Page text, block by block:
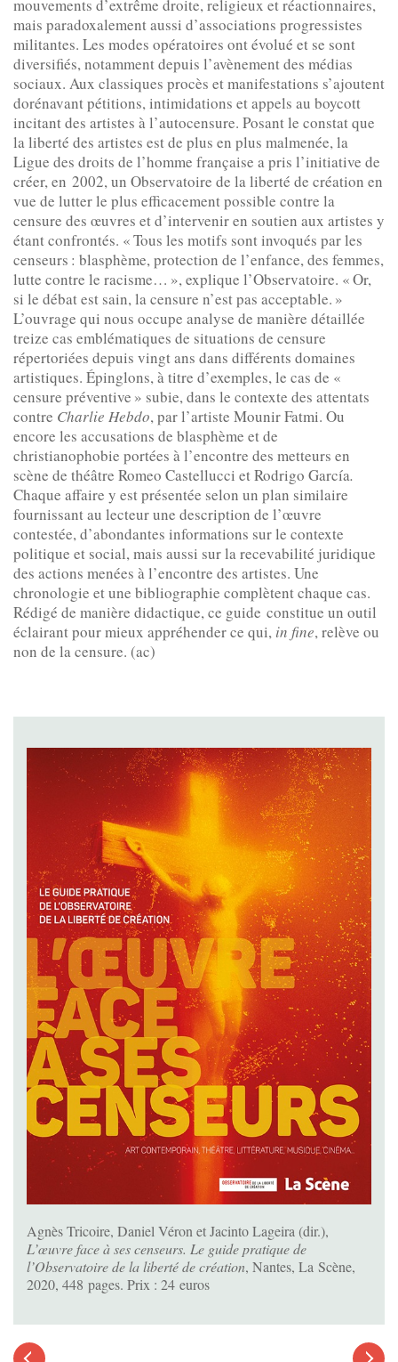
mouvements d’extrême droite, religieux et réactionnaires,
mais paradoxalement aussi d’associations progressistes
militantes. Les modes opératoires ont évolué et se sont
diversifiés, notamment depuis l’avènement des médias
sociaux. Aux classiques procès et manifestations s’ajoutent
dorénavant pétitions, intimidations et appels au boycott
incitant des artistes à l’autocensure. Posant le constat que
la liberté des artistes est de plus en plus malmenée, la
Ligue des droits de l’homme française a pris l’initiative de
créer, en 2002, un Observatoire de la liberté de création en
vue de lutter le plus efficacement possible contre la
censure des œuvres et d’intervenir en soutien aux artistes y
étant confrontés. « Tous les motifs sont invoqués par les
censeurs : blasphème, protection de l’enfance, des femmes,
lutte contre le racisme… », explique l’Observatoire. « Or,
si le débat est sain, la censure n’est pas acceptable. »
L’ouvrage qui nous occupe analyse de manière détaillée
treize cas emblématiques de situations de censure
répertoriées depuis vingt ans dans différents domaines
artistiques. Épinglons, à titre d’exemples, le cas de «
censure préventive » subie, dans le contexte des attentats
contre Charlie Hebdo, par l’artiste Mounir Fatmi. Ou
encore les accusations de blasphème et de
christianophobie portées à l’encontre des metteurs en
scène de théâtre Romeo Castellucci et Rodrigo García.
Chaque affaire y est présentée selon un plan similaire
fournissant au lecteur une description de l’œuvre
contestée, d’abondantes informations sur le contexte
politique et social, mais aussi sur la recevabilité juridique
des actions menées à l’encontre des artistes. Une
chronologie et une bibliographie complètent chaque cas.
Rédigé de manière didactique, ce guide constitue un outil
éclairant pour mieux appréhender ce qui, in fine, relève ou
non de la censure. (ac)
Agnès Tricoire, Daniel Véron et Jacinto Lageira (dir.),
L’œuvre face à ses censeurs. Le guide pratique de
l’Observatoire de la liberté de création, Nantes, La Scène,
2020, 448 pages. Prix : 24 euros
Article